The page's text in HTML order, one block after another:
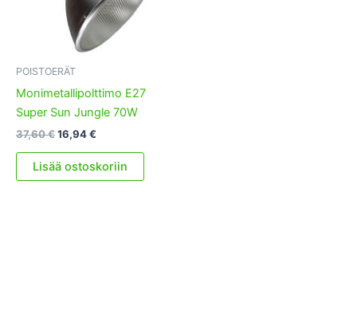
POISTOERÄT
Monimetallipolttimo E27
Super Sun Jungle 70W
37,60€Alkuperäinen
oli:
37,60 €.
16,94€
on:
16,94 €.
Lisää ostoskoriin